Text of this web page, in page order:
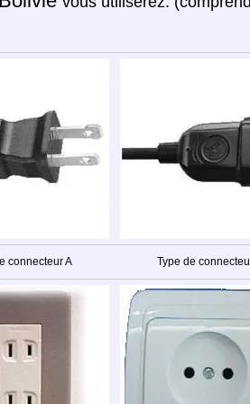
connecteur A Type de